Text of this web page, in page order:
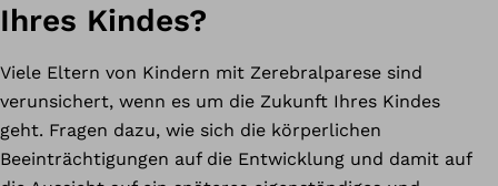
Ihres Kindes?
Viele Eltern von Kindern mit Zerebralparese sind
verunsichert, wenn es um die Zukunft Ihres Kindes
geht. Fragen dazu, wie sich die körperlichen
Beeinträchtigungen auf die Entwicklung und damit auf